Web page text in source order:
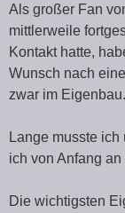
Als großer Fan
mittlerweile
Kontakt hatte,
Wunsch nach
zwar im Eigenbau.
Lange musste
ich von Anfang
Die wichtigsten